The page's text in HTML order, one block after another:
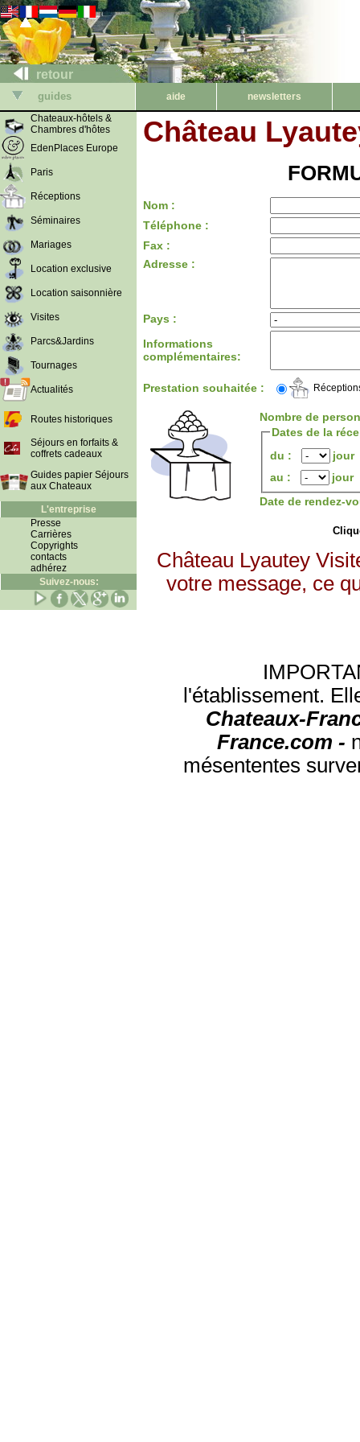
retour
guides aide
newsletters
Chateaux-hôtels &
Chambres d'hôtes
EdenPlaces Europe
Paris
Réceptions
Séminaires
Mariages
Location exclusive
Location saisonnière
Visites
Parcs&Jardins
Tournages
Actualités
Routes historiques
Séjours en forfaits &
coffrets cadeaux
Guides papier Séjours
aux Chateaux
L'entreprise
Presse
Carrières
Copyrights
contacts
adhérez
Suivez-nous:
Château
Nom :
Téléphone :
Fax :
Adresse :
Pays :
Informations
complémentaires:
Prestation souhaitée :
Nombre de
Dates de la
du :
jour
au :
jour
Date de rendez-
Château Lyautey
votre message, ce
l'établissement.
Chateaux-
France.com -
mésententes